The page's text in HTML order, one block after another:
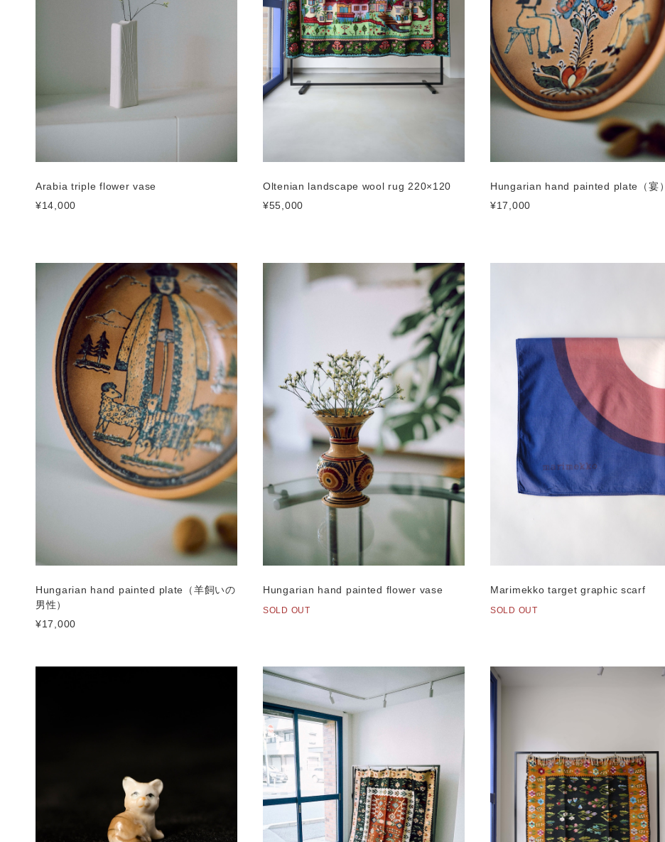
Arabia triple flower vase
¥14,000
Oltenian landscape wool rug 220×120
¥55,000
Hungarian hand painted plate（宴）
¥17,000
Hungarian hand painted plate（羊飼いの
男性）
¥17,000
Hungarian hand painted flower vase
SOLD OUT
Marimekko target graphic scarf
SOLD OUT